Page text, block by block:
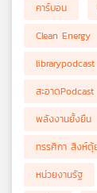
คาร์บอน
Clean Energy
librarypodcast
สะอาดPodcast
พลังงานยั้งยืน
ทรรศิกา สิงห์ตุ้
หน่วยงานรัฐ